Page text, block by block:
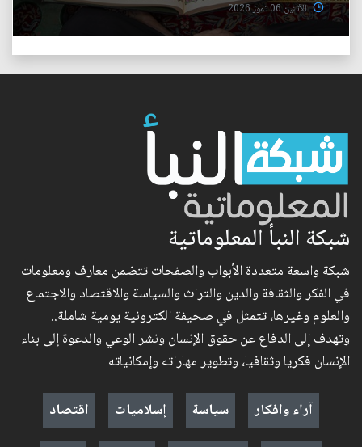
الأثنين 06 تموز 2026
شبكة النبأ المعلوماتية
شبكة واسعة متعددة الأبواب والصفحات تتضمن معارف ومعلومات
في الفكر والثقافة والدين والتراث والسياسة والاقتصاد والاجتماع
والعلوم وغيرها، تتمثل في صحيفة الكترونية يومية شاملة..
وتهدف إلى الدفاع عن حقوق الإنسان ونشر الوعي والدعوة إلى بناء
الإنسان فكريا وثقافيا، وتطوير مهاراته وإمكانياته
آراء وافكار
سياسة إسلاميات اقتصاد